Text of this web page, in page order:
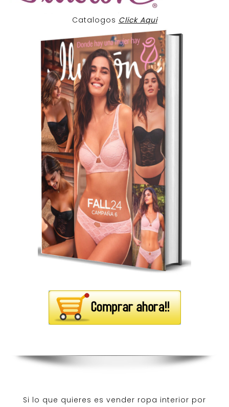
Catalogos Click Aqui
Si lo que quieres es vender ropa interior por